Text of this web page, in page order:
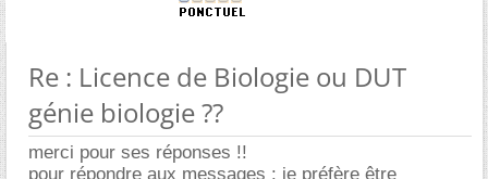
Re : Licence de Biologie ou DUT
génie biologie ??
merci pour ses réponses !!
pour répondre aux messages : je préfère être